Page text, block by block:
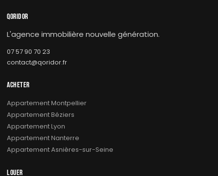
QORIDOR
L'agence immobilière nouvelle génération.
07 57 90 70 23
contact@qoridor.fr
ACHETER
Appartement Montpellier
Appartement Béziers
Appartement Lyon
Appartement Nanterre
Appartement Asnières-sur-Seine
LOUER